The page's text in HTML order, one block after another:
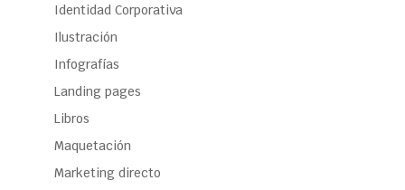
Identidad Corporativa
Ilustración
Infografías
Landing pages
Libros
Maquetación
Marketing directo